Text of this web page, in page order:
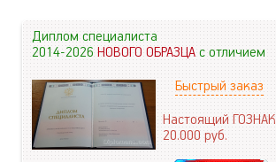
Диплом специалиста
2014-2026НОВОГО ОБРАЗЦАс отличием
Быстрый заказ
Настоящий ГОЗНАК
20.000руб.